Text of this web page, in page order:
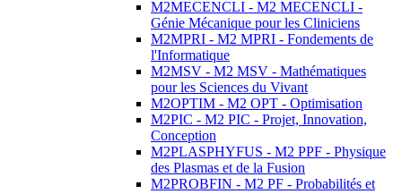
M2MECENCLI - M2 MECENCLI -
Génie Mécanique pour les Cliniciens
M2MPRI - M2 MPRI - Fondements de
l'Informatique
M2MSV - M2 MSV - Mathématiques
pour les Sciences du Vivant
M2OPTIM - M2 OPT - Optimisation
M2PIC - M2 PIC - Projet, Innovation,
Conception
M2PLASPHYFUS - M2 PPF - Physique
des Plasmas et de la Fusion
M2PROBFIN - M2 PF - Probabilités et